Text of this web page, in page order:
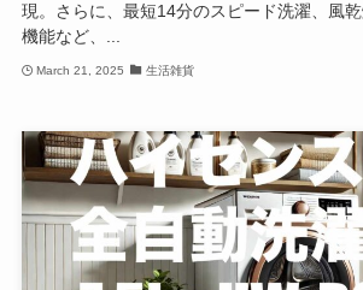
現。さらに、最短14分のスピード洗濯、風
機能など、...
March 21, 2025 生活雑貨